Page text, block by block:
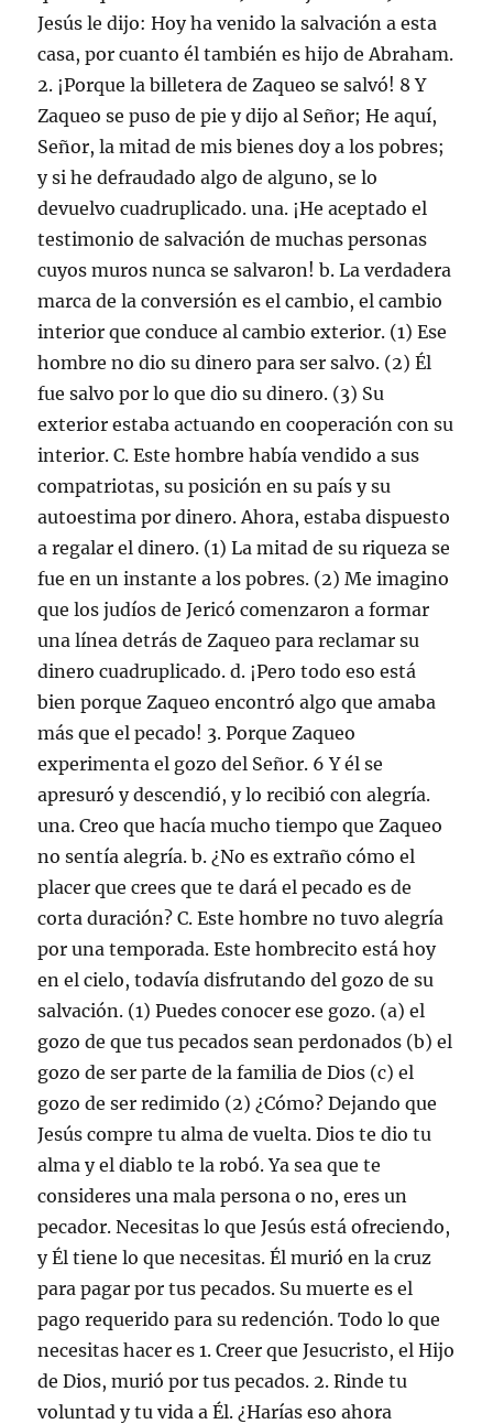
Jesús le dijo: Hoy ha venido la salvación a esta
casa, por cuanto él también es hijo de Abraham.
2. ¡Porque la billetera de Zaqueo se salvó! 8 Y
Zaqueo se puso de pie y dijo al Señor; He aquí,
Señor, la mitad de mis bienes doy a los pobres;
y si he defraudado algo de alguno, se lo
devuelvo cuadruplicado. una. ¡He aceptado el
testimonio de salvación de muchas personas
cuyos muros nunca se salvaron! b. La verdadera
marca de la conversión es el cambio, el cambio
interior que conduce al cambio exterior. (1) Ese
hombre no dio su dinero para ser salvo. (2) Él
fue salvo por lo que dio su dinero. (3) Su
exterior estaba actuando en cooperación con su
interior. C. Este hombre había vendido a sus
compatriotas, su posición en su país y su
autoestima por dinero. Ahora, estaba dispuesto
a regalar el dinero. (1) La mitad de su riqueza se
fue en un instante a los pobres. (2) Me imagino
que los judíos de Jericó comenzaron a formar
una línea detrás de Zaqueo para reclamar su
dinero cuadruplicado. d. ¡Pero todo eso está
bien porque Zaqueo encontró algo que amaba
más que el pecado! 3. Porque Zaqueo
experimenta el gozo del Señor. 6 Y él se
apresuró y descendió, y lo recibió con alegría.
una. Creo que hacía mucho tiempo que Zaqueo
no sentía alegría. b. ¿No es extraño cómo el
placer que crees que te dará el pecado es de
corta duración? C. Este hombre no tuvo alegría
por una temporada. Este hombrecito está hoy
en el cielo, todavía disfrutando del gozo de su
salvación. (1) Puedes conocer ese gozo. (a) el
gozo de que tus pecados sean perdonados (b) el
gozo de ser parte de la familia de Dios (c) el
gozo de ser redimido (2) ¿Cómo? Dejando que
Jesús compre tu alma de vuelta. Dios te dio tu
alma y el diablo te la robó. Ya sea que te
consideres una mala persona o no, eres un
pecador. Necesitas lo que Jesús está ofreciendo,
y Él tiene lo que necesitas. Él murió en la cruz
para pagar por tus pecados. Su muerte es el
pago requerido para su redención. Todo lo que
necesitas hacer es 1. Creer que Jesucristo, el Hijo
de Dios, murió por tus pecados. 2. Rinde tu
voluntad y tu vida a Él. ¿Harías eso ahora